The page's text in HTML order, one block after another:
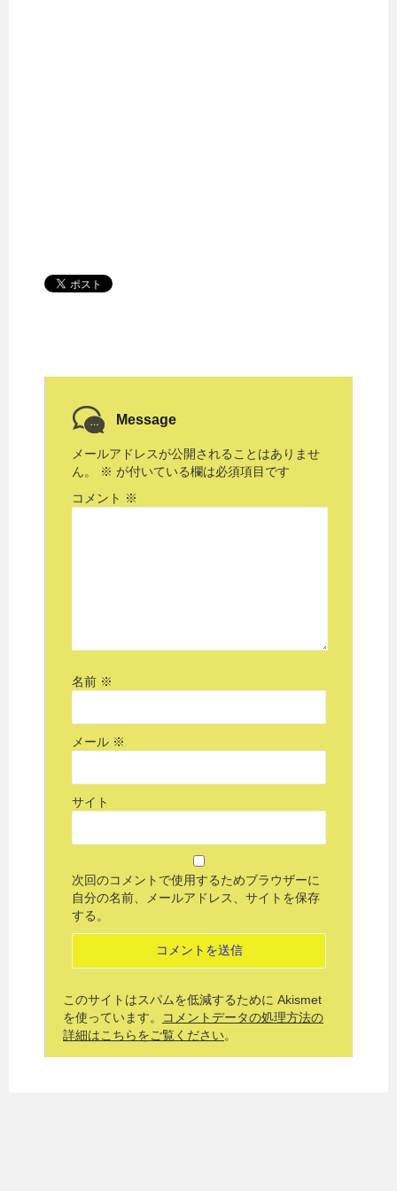
Message
メールアドレスが公開されることはありませ
ん。
※ が付いている欄は必須項目です
コメント ※
名前 ※
メール ※
サイト
次回のコメントで使用するためブラウザーに
自分の名前、メールアドレス、サイトを保存
する。
このサイトはスパムを低減するために Akismet
を使っています。
コメントデータの処理方法の
詳細はこちらをご覧ください。